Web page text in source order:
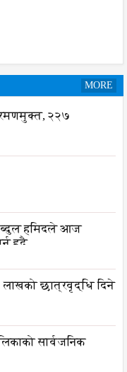
MORE
२२७
हमिदले आज
हुदै,
छात्रवृद्धि दिने
सार्वजनिक